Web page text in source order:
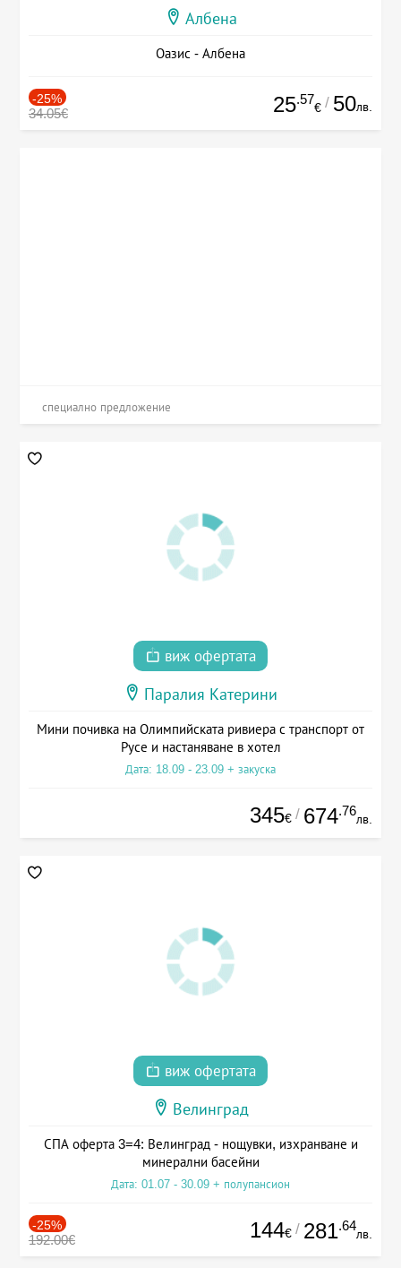
Албена
Оазис - Албена
-25%
34.05€ 25.57
€ / 50лв.
специално предложение
виж офертата
Паралия Катерини
Мини почивка на Олимпийската ривиера с транспорт от
Русе и настаняване в хотел
Дата: 18.09 - 23.09 + закуска
345€ / 674.76
лв.
виж офертата
Велинград
СПА оферта 3=4: Велинград - нощувки, изхранване и
минерални басейни
Дата: 01.07 - 30.09 + полупансион
-25%
192.00€ 144€ / 281.64
лв.